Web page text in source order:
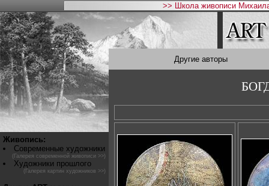
>> Школа живописи
Живопись:
Современные художники
(Галерея современной живописи >>)
Художники прошлого
(Галерея картин художников >>)
Другие авторы